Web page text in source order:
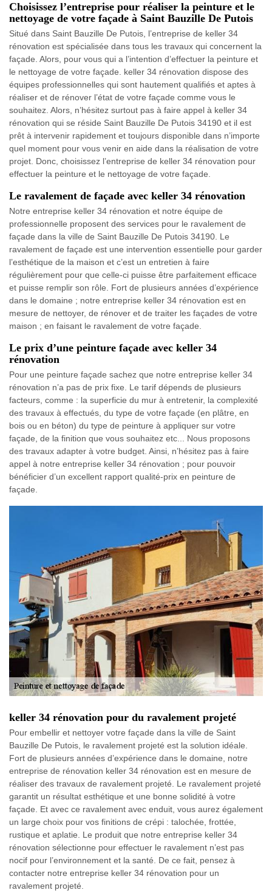
Choisissez l’entreprise pour réaliser la peinture et le
nettoyage de votre façade à Saint Bauzille De Putois
Situé dans Saint Bauzille De Putois, l’entreprise de keller 34
rénovation est spécialisée dans tous les travaux qui concernent la
façade. Alors, pour vous qui a l’intention d’effectuer la peinture et
le nettoyage de votre façade. keller 34 rénovation dispose des
équipes professionnelles qui sont hautement qualifiés et aptes à
réaliser et de rénover l’état de votre façade comme vous le
souhaitez. Alors, n’hésitez surtout pas à faire appel à keller 34
rénovation qui se réside Saint Bauzille De Putois 34190 et il est
prêt à intervenir rapidement et toujours disponible dans n’importe
quel moment pour vous venir en aide dans la réalisation de votre
projet. Donc, choisissez l’entreprise de keller 34 rénovation pour
effectuer la peinture et le nettoyage de votre façade.
Le ravalement de façade avec keller 34 rénovation
Notre entreprise keller 34 rénovation et notre équipe de
professionnelle proposent des services pour le ravalement de
façade dans la ville de Saint Bauzille De Putois 34190. Le
ravalement de façade est une intervention essentielle pour garder
l’esthétique de la maison et c’est un entretien à faire
régulièrement pour que celle-ci puisse être parfaitement efficace
et puisse remplir son rôle. Fort de plusieurs années d’expérience
dans le domaine ; notre entreprise keller 34 rénovation est en
mesure de nettoyer, de rénover et de traiter les façades de votre
maison ; en faisant le ravalement de votre façade.
Le prix d’une peinture façade avec keller 34
rénovation
Pour une peinture façade sachez que notre entreprise keller 34
rénovation n’a pas de prix fixe. Le tarif dépends de plusieurs
facteurs, comme : la superficie du mur à entretenir, la complexité
des travaux à effectués, du type de votre façade (en plâtre, en
bois ou en béton) du type de peinture à appliquer sur votre
façade, de la finition que vous souhaitez etc... Nous proposons
des travaux adapter à votre budget. Ainsi, n’hésitez pas à faire
appel à notre entreprise keller 34 rénovation ; pour pouvoir
bénéficier d’un excellent rapport qualité-prix en peinture de
façade.
keller 34 rénovation pour du ravalement projeté
Pour embellir et nettoyer votre façade dans la ville de Saint
Bauzille De Putois, le ravalement projeté est la solution idéale.
Fort de plusieurs années d’expérience dans le domaine, notre
entreprise de rénovation keller 34 rénovation est en mesure de
réaliser des travaux de ravalement projeté. Le ravalement projeté
garantit un résultat esthétique et une bonne solidité à votre
façade. Et avec ce ravalement avec enduit, vous aurez également
un large choix pour vos finitions de crépi : talochée, frottée,
rustique et aplatie. Le produit que notre entreprise keller 34
rénovation sélectionne pour effectuer le ravalement n’est pas
nocif pour l’environnement et la santé. De ce fait, pensez à
contacter notre entreprise keller 34 rénovation pour un
ravalement projeté.